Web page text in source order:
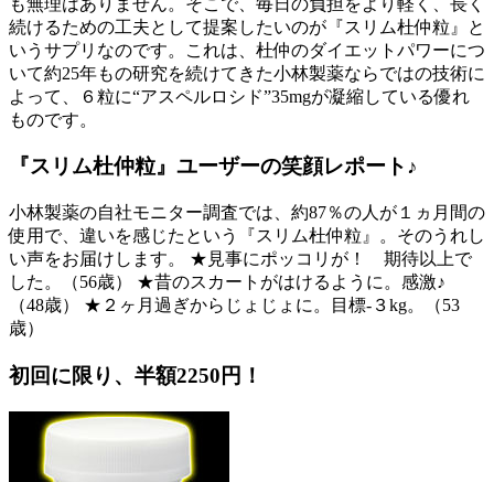
続けるための工夫として提案したいのが『スリム杜仲粒』と
いうサプリなのです。これは、杜仲のダイエットパワーにつ
いて約25年もの研究を続けてきた小林製薬ならではの技術に
よって、６粒に“アスペルロシド”35mgが凝縮している優れ
ものです。
『スリム杜仲粒』ユーザーの笑顔レポート♪
小林製薬の自社モニター調査では、約87％の人が１ヵ月間の
使用で、違いを感じたという『スリム杜仲粒』。そのうれし
い声をお届けします。 ★見事にポッコリが！ 期待以上で
した。（56歳） ★昔のスカートがはけるように。感激♪
（48歳） ★２ヶ月過ぎからじょじょに。目標-３kg。（53
歳）
初回に限り、半額2250円！